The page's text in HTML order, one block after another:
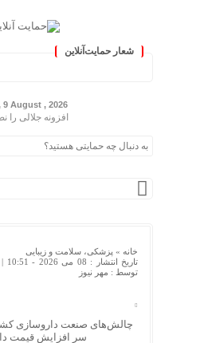
شعار حمایت‌آنلاین
9 August , 2026
افزونه جلالی را
خانه » پزشکی، سلامت و زیبایی
تاریخ انتشار : 08 می 2026 - 10:51 |
توسط : مهر نیوز
چالش‌های صنعت داروسازی
سر افزایش قیمت